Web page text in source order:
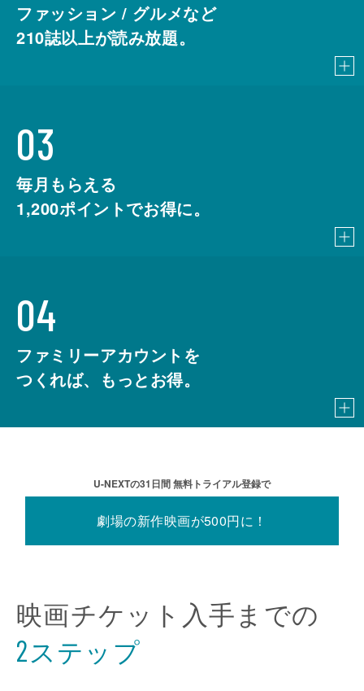
ファッション / グルメなど
210誌以上が読み放題。
03
毎月もらえる
1,200ポイントでお得に。
04
ファミリーアカウントを
つくれば、もっとお得。
U-NEXTの31⽇間 無料トライアル登録で
劇場の新作映画が500円に！
映画チケット ⼊⼿までの
2ステップ